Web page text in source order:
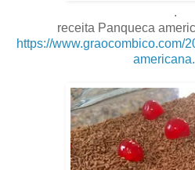
.
receita Panqueca
https://www.graocombico.com/